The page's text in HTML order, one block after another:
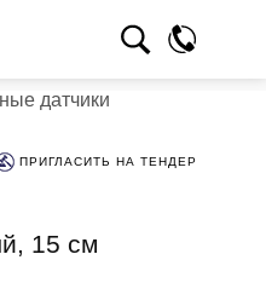
датчики
ПРИГЛАСИТЬ НА ТЕНДЕР
15 см